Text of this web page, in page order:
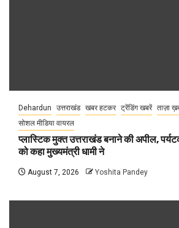
Dehardun उत्तराखंड खबर हटकर ट्रेंडिंग खबरें ताज़ा
सोशल मीडिया वायरल
प्लास्टिक मुक्त उत्तराखंड बनाने की अपील,
को कहा मुख्यमंत्री धामी ने
August 7, 2026 Yoshita Pandey